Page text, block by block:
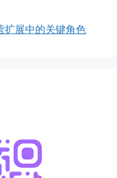
扩展中的关键角色